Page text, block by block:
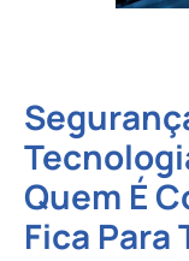
Quem É
Fica Para